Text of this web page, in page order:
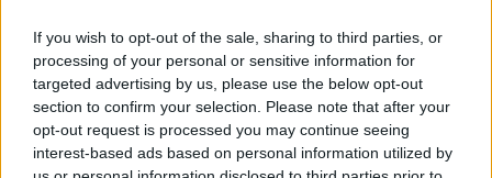
If you wish to opt-out of the sale, sharing to third parties, or
processing of your personal or sensitive information for
targeted advertising by us, please use the below opt-out
section to confirm your selection. Please note that after your
opt-out request is processed you may continue seeing
interest-based ads based on personal information utilized by
11/01/2025 Sabato 15.00 UDINESE-
ATALANTA DAZN
11/01/2025 Sabato 18.00 TORINO-
JUVENTUS * DAZN
11/01/2025 Sabato 20.45 MILAN-CAGLIARI